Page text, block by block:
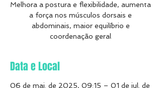
Melhora a postura e flexibilidade, aumenta
a força nos músculos dorsais e
abdominais, maior equilíbrio e
coordenação geral
Data e Local
06 de mai. de 2025, 09:15 – 01 de jul. de